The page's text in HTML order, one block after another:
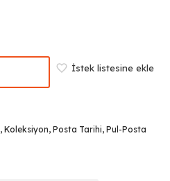
İstek listesine ekle
, Koleksiyon, Posta Tarihi, Pul-Posta